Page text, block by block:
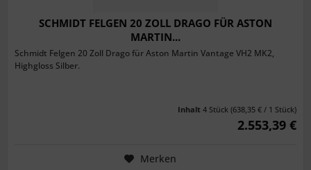
SCHMIDT FELGEN 20 ZOLL DRAGO FÜR ASTON
MARTIN...
Schmidt Felgen 20 Zoll Drago für Aston Martin Vantage VH2 MK2,
Highgloss Silber.
Inhalt 4 Stück (638,35 € / 1 Stück)
2.553,39 €
Merken